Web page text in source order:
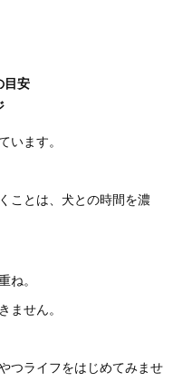
目安
ます。
ことは、犬との時間を濃
。
せん。
つライフをはじめてみませ